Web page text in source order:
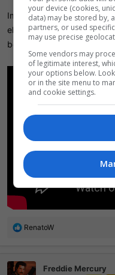
Implementei um script que
ele varia a sonoridade de
bola na trave dificilmente
R
õ
RenatoW
Freddie Mercury
your device (cookies,
data) may be stored by,
partners, or used
may use precise
Some vendors may
of legitimate interest,
your options below.
or in the site menu to
and cookie settings.